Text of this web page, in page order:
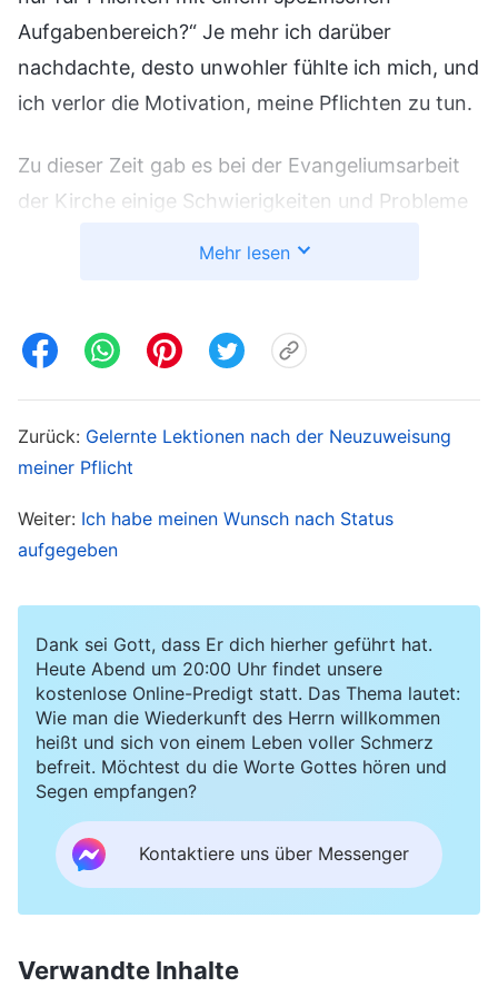
Aufgabenbereich?“ Je mehr ich darüber
nachdachte, desto unwohler fühlte ich mich, und
ich verlor die Motivation, meine Pflichten zu tun.
Zu dieser Zeit gab es bei der Evangeliumsarbeit
der Kirche einige Schwierigkeiten und Probleme
Schwestern, um zu besprechen, wie man diese
ich schon länger die Verantwortung für die
zusammenarbeiten und zur Lösungsfindung
beitragen sollen. Aber als ich daran dachte, dass
ich die Probleme tatsächlich lösen würde,
würden die ranghöheren Leiter das sicher als
Charlottes Verdienst ansehen und sagen, sie
hätte Arbeitsvermögen. Bei diesem Gedanken
wollte ich an der Diskussion nicht teilnehmen.
Selbst wenn ich darum gebeten wurde, fand ich
höfliche Ausreden und sagte: „Diskutiert ihr das
mal, ich kenne mich in diesem Bereich nicht so
Schwächen auf und ließ von Zeit zu Zeit meinen
Mehr lesen
Zurück: Gelernte Lektionen nach der Neuzuweisung
meiner Pflicht
Weiter: Ich habe meinen Wunsch nach Status
aufgegeben
Dank sei Gott, dass Er dich hierher geführt hat.
Heute Abend um 20:00 Uhr findet unsere
kostenlose Online-Predigt statt. Das Thema lautet:
Wie man die Wiederkunft des Herrn willkommen
heißt und sich von einem Leben voller Schmerz
befreit. Möchtest du die Worte Gottes hören und
Segen empfangen?
Kontaktiere uns über Messenger
Verwandte Inhalte